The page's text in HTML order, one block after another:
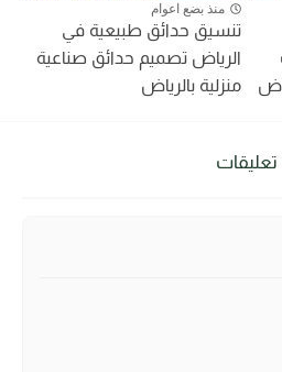
منذ بضع اعوام
تنسيق حدائق طبيعية في
الرياض تصميم حدائق صناعية
منزلية بالرياض
تعليقات